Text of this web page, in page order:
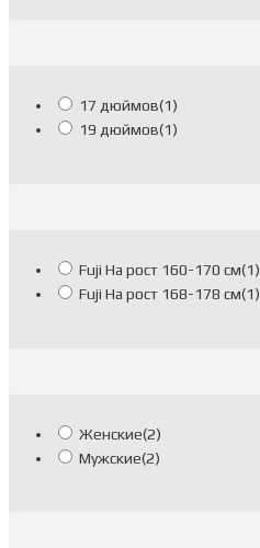
17 дюймов(1)
19 дюймов(1)
Fuji На рост 160-170 см(1)
Fuji На рост 168-178 см(1)
Женские(2)
Мужские(2)